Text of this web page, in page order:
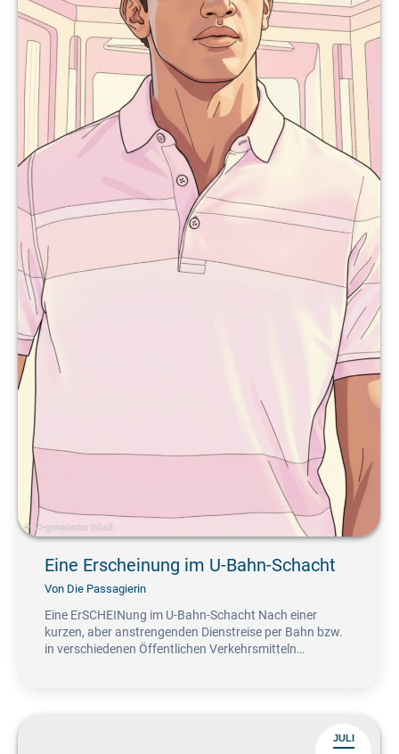
Eine Erscheinung im U-Bahn-Schacht
Von Die Passagierin
Eine ErSCHEINung im U-Bahn-Schacht Nach einer
kurzen, aber anstrengenden Dienstreise per Bahn bzw.
in verschiedenen Öffentlichen Verkehrsmitteln…
JULI